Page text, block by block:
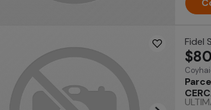
Fidel